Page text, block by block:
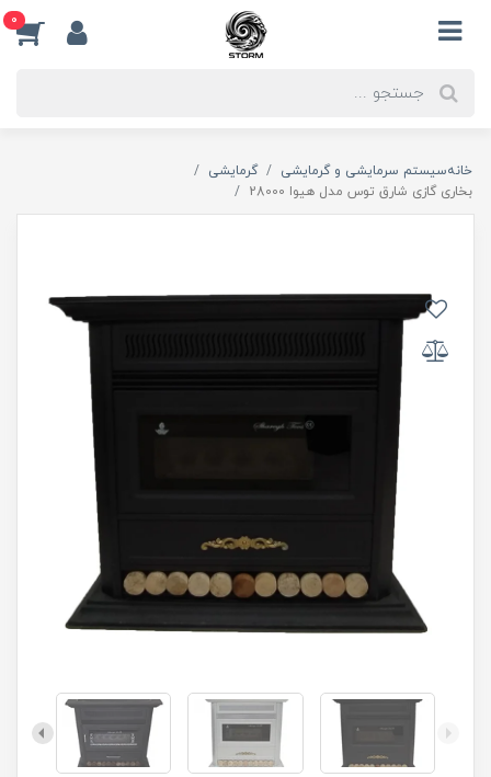
0
خانهسیستم سرمایشی و گرمایشی
گرمایشی
بخاری گازی شارق توس مدل هیوا 28000